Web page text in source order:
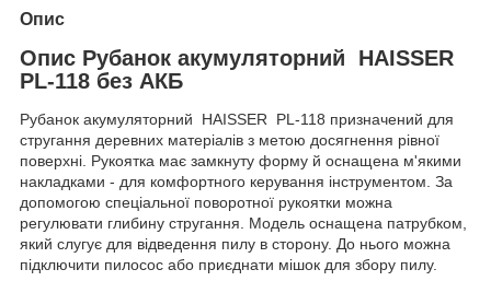
Опис
Опис Рубанок акумуляторний HAISSER
PL-118 без АКБ
Рубанок акумуляторний HAISSER PL-118 призначений для
стругання деревних матеріалів з метою досягнення рівної
поверхні. Рукоятка має замкнуту форму й оснащена м'якими
накладками - для комфортного керування інструментом. За
допомогою спеціальної поворотної рукоятки можна
регулювати глибину стругання. Модель оснащена патрубком,
який слугує для відведення пилу в сторону. До нього можна
підключити пилосос або приєднати мішок для збору пилу.